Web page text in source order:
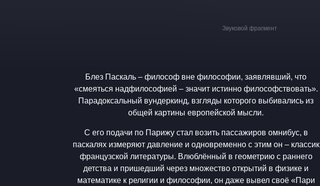
Звуковой фрагмент
Блез Паскаль – философ вне философии, заявлявший, что
«смеяться надфилософией – значит истинно философствовать».
Парадоксальный вундеркинд, взгляды которого выбивались из
общей картины европейской мысли.
С его подачи по Парижу стал возить пассажиров омнибус, в
паскалях измеряют давление и одновременно с этим он – классик
французской литературы. Влюблённый в геометрию с раннего
детства и пришедший через множество открытий в физике и
математике к религии и философии, он даже вывел своё «Пари